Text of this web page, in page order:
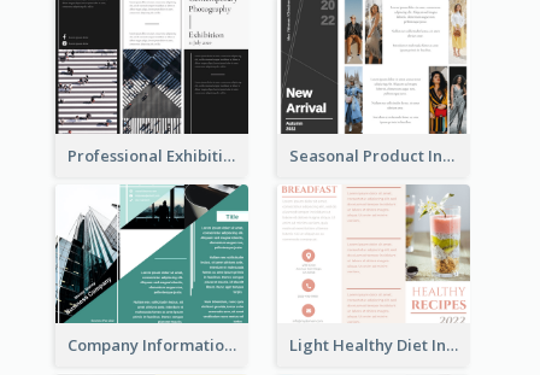
Professional Exhibition Event Tri Fold Brochure Seasonal Product Informational Tri Fold Brochure
Company Informational Tri Fold Brochure Light Healthy Diet Informational Tri Fold Brochure